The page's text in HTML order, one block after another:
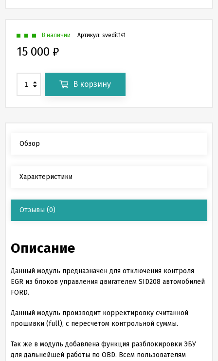
Артикул: svedit141
В наличии
15 000 ₽
В корзину
Обзор
Характеристики
Отзывы (0)
Описание
Данный модуль предназначен для отключения контроля
EGR из блоков управления двигателем SID208 автомобилей
FORD.
Данный модуль производит корректировку считанной
прошивки (full), с пересчетом контрольной суммы.
Так же в модуль добавлена функция разблокировки ЭБУ
для дальнейшей работы по OBD. Всем пользователям